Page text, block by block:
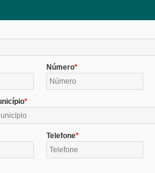
Número
Telefone